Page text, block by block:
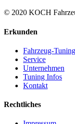
© 2020 KOCH
Erkunden
Fahrzeug-Tuning
Service
Unternehmen
Tuning Infos
Kontakt
Rechtliches